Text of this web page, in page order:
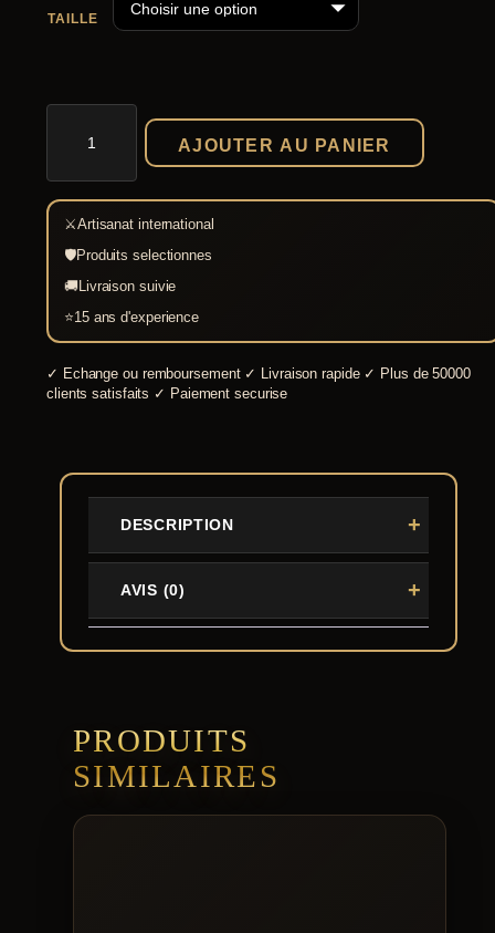
TAILLE
quantité
AJOUTER AU PANIER
⚔Artisanat international
🛡Produits selectionnes
🚚Livraison suivie
⭐15 ans d'experience
✓ Echange ou remboursement ✓ Livraison rapide ✓ Plus de 50000
clients satisfaits ✓ Paiement securise
DESCRIPTION
AVIS (0)
PRODUITS
SIMILAIRES